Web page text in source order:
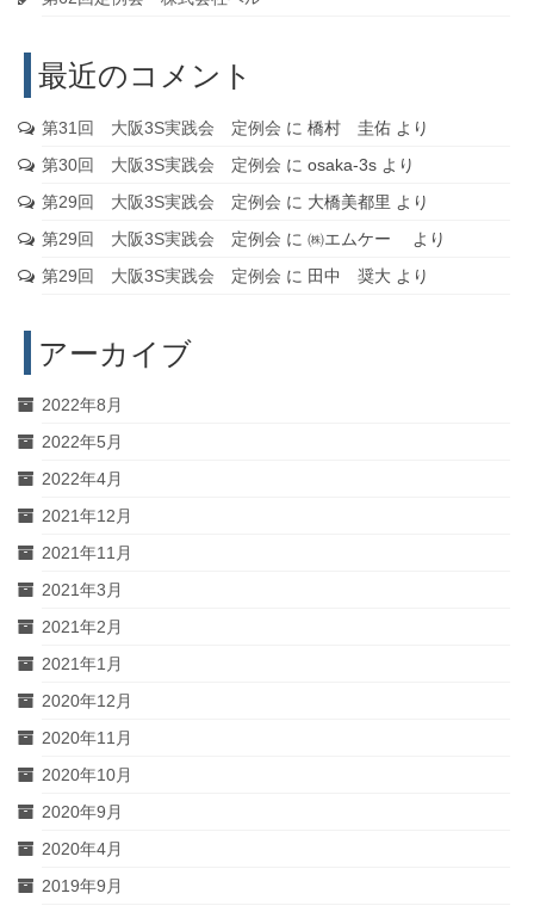
最近のコメント
第31回 大阪3S実践会 定例会 に 橋村 圭佑 より
第30回 大阪3S実践会 定例会 に osaka-3s より
第29回 大阪3S実践会 定例会 に 大橋美都里 より
第29回 大阪3S実践会 定例会 に ㈱エムケー
より
第29回 大阪3S実践会 定例会 に 田中 奨大 より
アーカイブ
2022年8月
2022年5月
2022年4月
2021年12月
2021年11月
2021年3月
2021年2月
2021年1月
2020年12月
2020年11月
2020年10月
2020年9月
2020年4月
2019年9月